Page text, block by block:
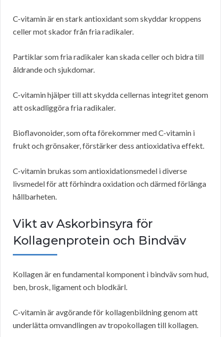
C-vitamin är en stark antioxidant som skyddar kroppens
celler mot skador från fria radikaler.
Partiklar som fria radikaler kan skada celler och bidra till
åldrande och sjukdomar.
C-vitamin hjälper till att skydda cellernas integritet genom
att oskadliggöra fria radikaler.
Bioflavonoider, som ofta förekommer med C-vitamin i
frukt och grönsaker, förstärker dess antioxidativa effekt.
C-vitamin brukas som antioxidationsmedel i diverse
livsmedel för att förhindra oxidation och därmed förlänga
hållbarheten.
Vikt av Askorbinsyra för
Kollagenprotein och Bindväv
Kollagen är en fundamental komponent i bindväv som hud,
ben, brosk, ligament och blodkärl.
C-vitamin är avgörande för kollagenbildning genom att
underlätta omvandlingen av tropokollagen till kollagen.